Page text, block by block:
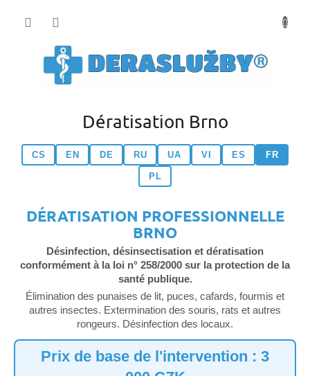
Dératisation Brno
CS EN DE RU UA VI ES FR
PL
DÉRATISATION PROFESSIONNELLE
BRNO
Désinfection, désinsectisation et dératisation
conformément à la loi n° 258/2000 sur la protection de la
santé publique.
Élimination des punaises de lit, puces, cafards, fourmis et
autres insectes. Extermination des souris, rats et autres
rongeurs. Désinfection des locaux.
Prix de base de l'intervention : 3